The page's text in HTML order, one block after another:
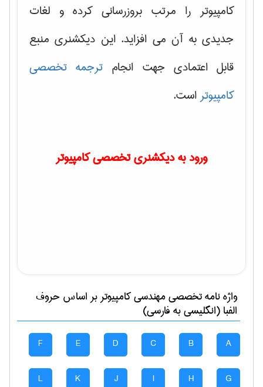
کامپیوتر را مرتب بروزرسانی کرده و لغات
جدیدی به آن می افزاید. این دیکشنری منبع
قابل اعتمادی جهت انجام ترجمه تخصصی
کامپیوتراست.
ورود به دیکشنری تخصصی کامپیوتر
واژه نامه تخصصیمهندسی كامپيوتربر اساس حروف
الفبا (انگلیسی به فارسی)
A
B
C
D
E
F
G
H
I
J
K
L